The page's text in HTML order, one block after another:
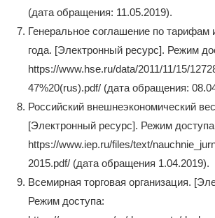
(дата обращения: 11.05.2019).
Генеральное соглашение по тарифам
года. [Электронный ресурс]. Режим
https://www.hse.ru/data/2011/11/15/
47%20(rus).pdf/ (дата обращения:
Российский внешнеэкономический
[Электронный ресурс]. Режим
https://www.iep.ru/files/text/
2015.pdf/ (дата обращения 1.04.2019).
Всемирная торговая организация.
Режим доступа: